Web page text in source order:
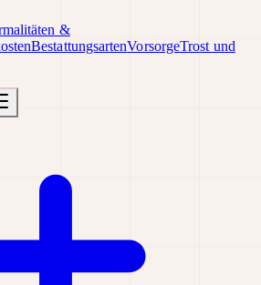
&
BestattungsartenVorsorgeTrost und